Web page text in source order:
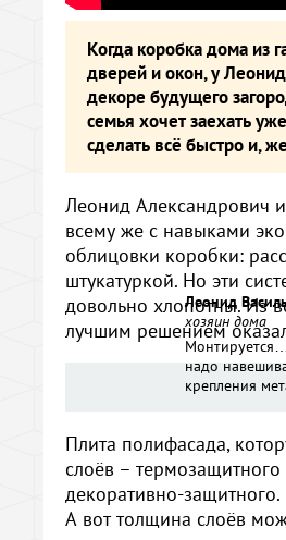
Когда коробка дома из
дверей и окон, у
декоре будущего
семья хочет заехать
сделать всё быстро и,
Леонид Александрович
всему же с навыками
облицовки коробки:
штукатуркой. Но эти
довольно хлопотны. Из
лучшим решением
Леонид
хозяин дома
надо
крепления
Плита полифасада,
слоёв –
декоративно-
А вот толщина слоёв